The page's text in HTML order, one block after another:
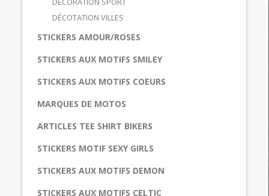
DÉCOTATION VILLES
STICKERS AMOUR/ROSES
STICKERS AUX MOTIFS SMILEY
STICKERS AUX MOTIFS COEURS
MARQUES DE MOTOS
ARTICLES TEE SHIRT BIKERS
STICKERS MOTIF SEXY GIRLS
STICKERS AUX MOTIFS DEMON
STICKERS AUX MOTIFS CELTIC